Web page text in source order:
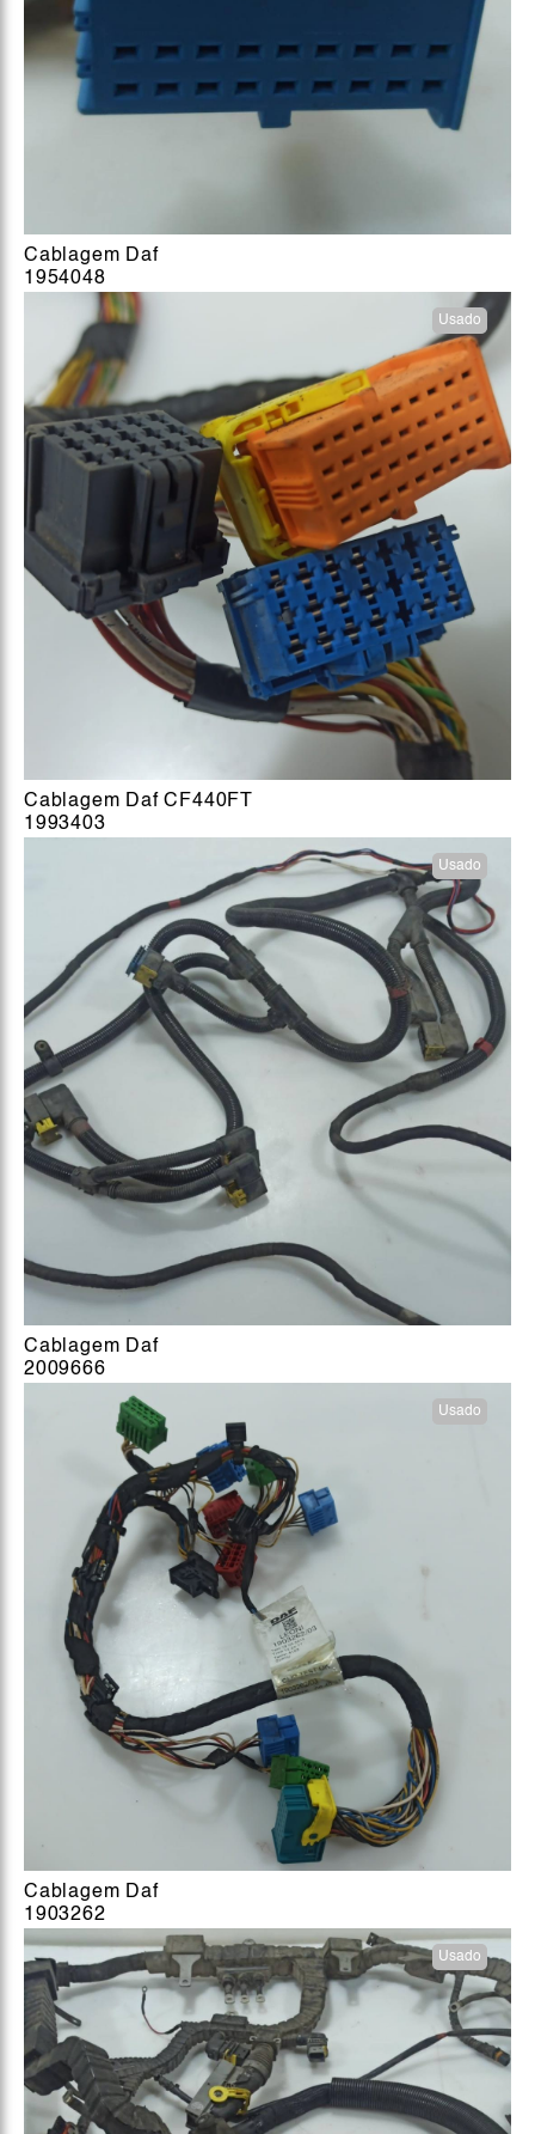
Cablagem Daf
1954048
Usado
Cablagem Daf CF440FT
1993403
Usado
Cablagem Daf
2009666
Usado
Cablagem Daf
1903262
Usado